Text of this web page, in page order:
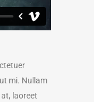
mi. Nullam
laoreet